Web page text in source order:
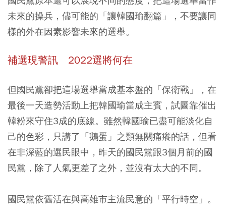
未來的操兵，儘可能的「讓韓國瑜翻篇」，不要讓同
樣的外在因素影響未來的選舉。
補選現警訊 2022選將何在
但國民黨卻把這場選舉當成基本盤的「保衛戰」，在
最後一天造勢活動上把韓國瑜當成主賓，試圖靠催出
韓粉來守住3成的底線。雖然韓國瑜已盡可能淡化自
己的色彩，只講了「鵝蛋」之類無關痛癢的話，但看
在非深藍的選民眼中，昨天的國民黨跟3個月前的國
民黨，除了人氣更差了之外，並沒有太大的不同。
國民黨依舊活在與高雄市主流民意的「平行時空」。